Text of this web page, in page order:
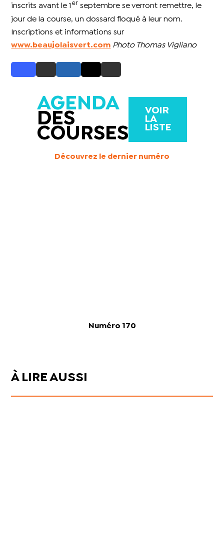
inscrits avant le 1 er septembre se verront remettre, le
jour de la course, un dossard floqué à leur nom.
Inscriptions et informations sur
www.beaujolaisvert.com Photo Thomas Vigliano
AGENDA
DES
COURSES
VOIR
LA
LISTE
Découvrez le dernier numéro
Numéro 170
À LIRE AUSSI